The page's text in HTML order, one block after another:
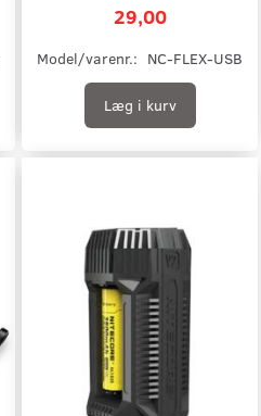
29,00
Model/varenr.: NC-FLEX-USB
Læg i kurv